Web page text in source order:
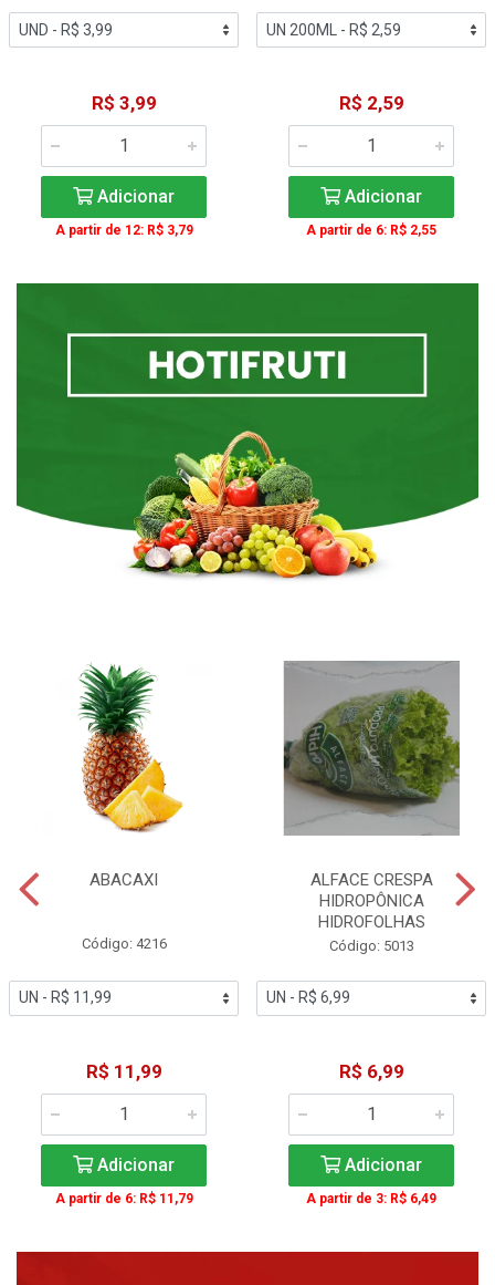
R$ 3,99
Adicionar
A partir de 12: R$ 3,79
R$ 2,59
Adicionar
A partir de 6: R$ 2,55
ABACAXI
Código: 4216
R$ 11,99
Adicionar
A partir de 6: R$ 11,79
ALFACE CRESPA
HIDROPÔNICA
HIDROFOLHAS
Código: 5013
R$ 6,99
Adicionar
A partir de 3: R$ 6,49